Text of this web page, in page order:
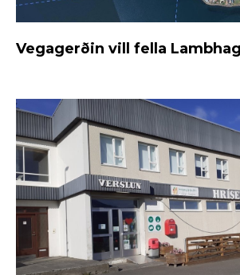
Vegagerðin vill fella